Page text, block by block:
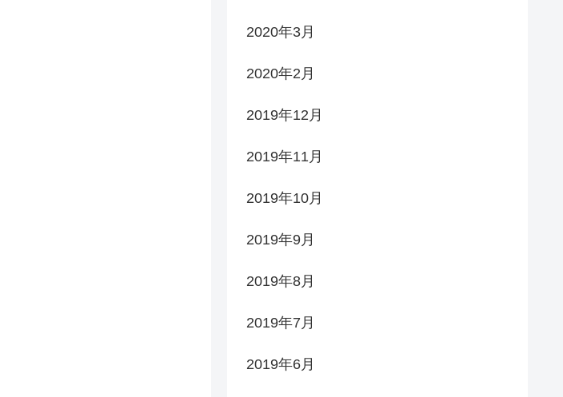
2020年3月
2020年2月
2019年12月
2019年11月
2019年10月
2019年9月
2019年8月
2019年7月
2019年6月